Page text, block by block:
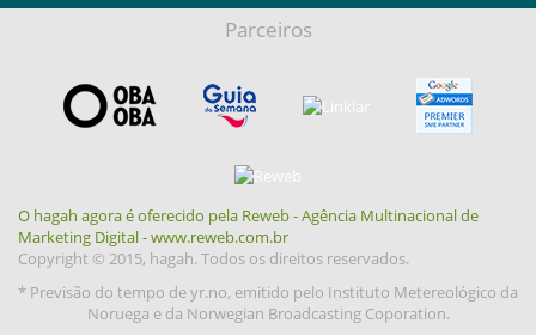
Parceiros
O hagah agora é oferecido pela Reweb - Agência Multinacional de
Marketing Digital - www.reweb.com.br
Copyright © 2015, hagah. Todos os direitos reservados.
* Previsão do tempo de yr.no, emitido pelo Instituto Metereológico da
Noruega e da Norwegian Broadcasting Coporation.